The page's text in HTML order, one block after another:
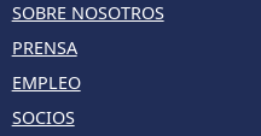
SOBRE NOSOTROS
PRENSA
EMPLEO
SOCIOS